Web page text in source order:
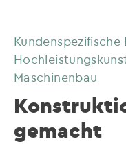
Kundenspezifische
Maschinenbau
gemacht